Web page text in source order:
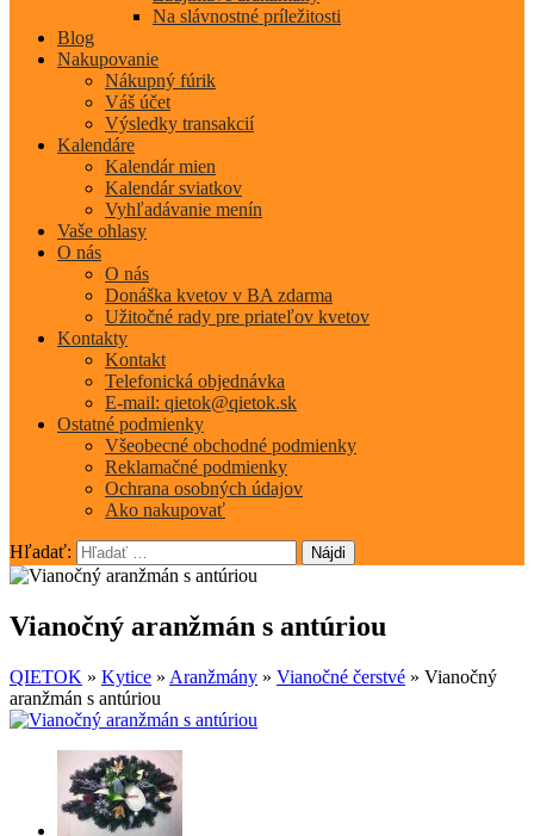
Na slávnostné príležitosti
Blog
Nakupovanie
Nákupný fúrik
Váš účet
Výsledky transakcií
Kalendáre
Kalendár mien
Kalendár sviatkov
Vyhľadávanie menín
Vaše ohlasy
O nás
O nás
Donáška kvetov v BA zdarma
Užitočné rady pre priateľov kvetov
Kontakty
Kontakt
Telefonická objednávka
E-mail: qietok@qietok.sk
Ostatné podmienky
Všeobecné obchodné podmienky
Reklamačné podmienky
Ochrana osobných údajov
Ako nakupovať
Hľadať:
Vianočný aranžmán s antúriou
QIETOK » Kytice » Aranžmány » Vianočné čerstvé » Vianočný
aranžmán s antúriou